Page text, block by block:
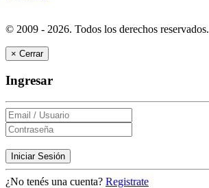
© 2009 - 2026. Todos los derechos reservados.
× Cerrar
Ingresar
Iniciar Sesión
¿No tenés una cuenta? Registrate